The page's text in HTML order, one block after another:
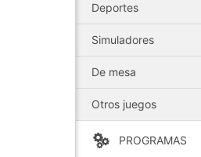
Deportes
Simuladores
De mesa
Otros juegos
PROGRAMAS